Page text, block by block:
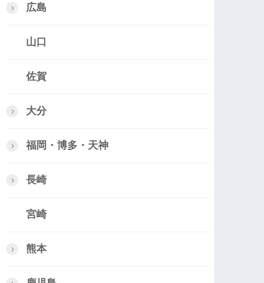
広島
山口
佐賀
大分
福岡・博多・天神
長崎
宮崎
熊本